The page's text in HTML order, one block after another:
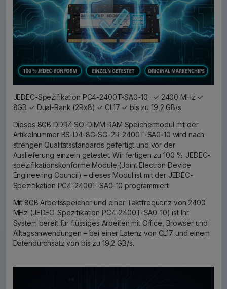
JEDEC-Spezifikation PC4-2400T-SA0-10 · ✓ 2400 MHz ✓
8GB ✓ Dual-Rank (2Rx8) ✓ CL17 ✓ bis zu 19,2 GB/s
Dieses 8GB DDR4 SO-DIMM RAM Speichermodul mit der
Artikelnummer BS-D4-8G-SO-2R-2400T-SA0-10 wird nach
strengen Qualitätsstandards gefertigt und vor der
Auslieferung einzeln getestet. Wir fertigen zu 100 % JEDEC-
spezifikationskonforme Module (Joint Electron Device
Engineering Council) – dieses Modul ist mit der JEDEC-
Spezifikation PC4-2400T-SA0-10 programmiert.
Mit 8GB Arbeitsspeicher und einer Taktfrequenz von 2400
MHz (JEDEC-Spezifikation PC4-2400T-SA0-10) ist Ihr
System bereit für flüssiges Arbeiten mit Office, Browser und
Alltagsanwendungen – bei einer Latenz von CL17 und einem
Datendurchsatz von bis zu 19,2 GB/s.